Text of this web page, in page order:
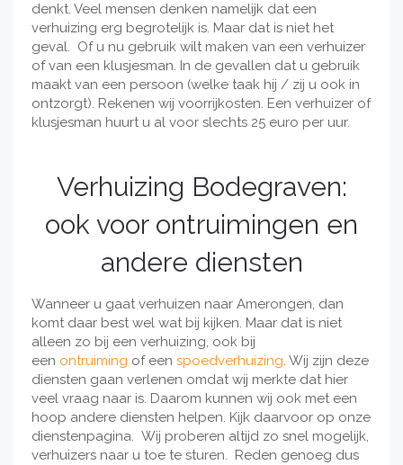
denkt. Veel mensen denken namelijk dat een
verhuizing erg begrotelijk is. Maar dat is niet het
geval. Of u nu gebruik wilt maken van een verhuizer
of van een klusjesman. In de gevallen dat u gebruik
maakt van een persoon (welke taak hij / zij u ook in
ontzorgt). Rekenen wij voorrijkosten. Een verhuizer of
klusjesman huurt u al voor slechts 25 euro per uur.
Verhuizing Bodegraven:
ook voor ontruimingen en
andere diensten
Wanneer u gaat verhuizen naar Amerongen, dan
komt daar best wel wat bij kijken. Maar dat is niet
alleen zo bij een verhuizing, ook bij
een ontruiming of een spoedverhuizing. Wij zijn deze
diensten gaan verlenen omdat wij merkte dat hier
veel vraag naar is. Daarom kunnen wij ook met een
hoop andere diensten helpen. Kijk daarvoor op onze
dienstenpagina. Wij proberen altijd zo snel mogelijk,
verhuizers naar u toe te sturen. Reden genoeg dus